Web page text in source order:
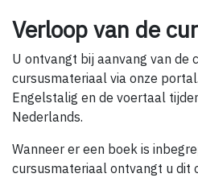
Verloop van de
U ontvangt bij aanvang van de
cursusmateriaal via onze
Engelstalig en de voertaal
Nederlands.
Wanneer er een boek is
cursusmateriaal ontvangt u dit